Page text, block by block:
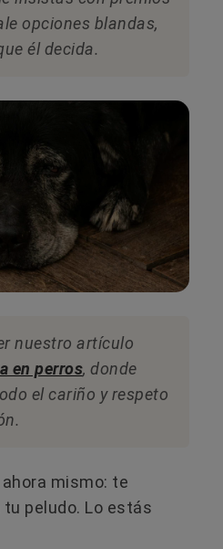
opciones blandas,
él decida.
nuestro artículo
en perros, donde
el cariño y respeto
mismo: te
peludo. Lo estás